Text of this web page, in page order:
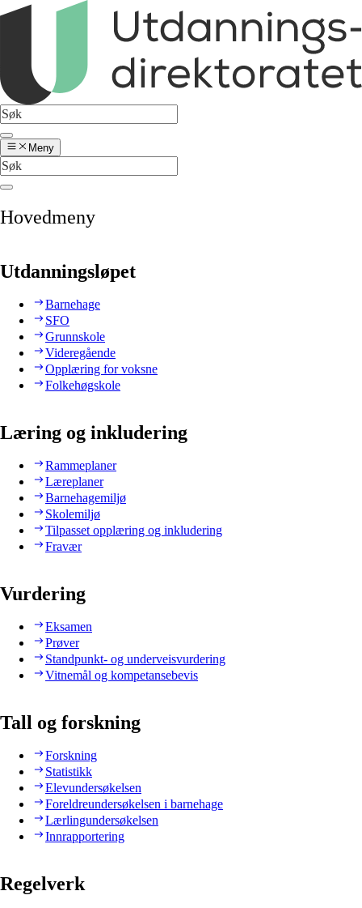
Meny
Hovedmeny
Utdanningsløpet
Barnehage
SFO
Grunnskole
Videregående
Opplæring for voksne
Folkehøgskole
Læring og inkludering
Rammeplaner
Læreplaner
Barnehagemiljø
Skolemiljø
Tilpasset opplæring og inkludering
Fravær
Vurdering
Eksamen
Prøver
Standpunkt- og underveisvurdering
Vitnemål og kompetansebevis
Tall og forskning
Forskning
Statistikk
Elevundersøkelsen
Foreldreundersøkelsen i barnehage
Lærlingundersøkelsen
Innrapportering
Regelverk